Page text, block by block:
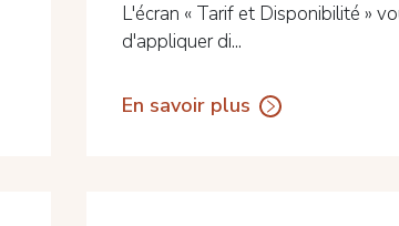
L'écran « Tarif et Disponibilité »
d'appliquer di...
En savoir plus